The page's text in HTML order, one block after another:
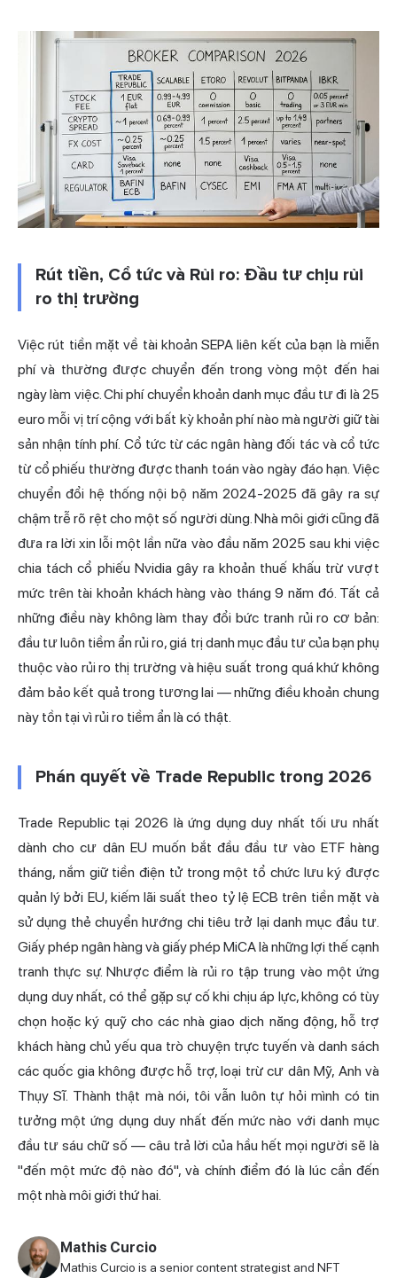
Rút tiền, Cổ tức và Rủi ro: Đầu tư chịu rủi
ro thị trường
Việc rút tiền mặt về tài khoản SEPA liên kết của bạn là miễn
phí và thường được chuyển đến trong vòng một đến hai
ngày làm việc. Chi phí chuyển khoản danh mục đầu tư đi là 25
euro mỗi vị trí cộng với bất kỳ khoản phí nào mà người giữ tài
sản nhận tính phí. Cổ tức từ các ngân hàng đối tác và cổ tức
từ cổ phiếu thường được thanh toán vào ngày đáo hạn. Việc
chuyển đổi hệ thống nội bộ năm 2024-2025 đã gây ra sự
chậm trễ rõ rệt cho một số người dùng. Nhà môi giới cũng đã
đưa ra lời xin lỗi một lần nữa vào đầu năm 2025 sau khi việc
chia tách cổ phiếu Nvidia gây ra khoản thuế khấu trừ vượt
mức trên tài khoản khách hàng vào tháng 9 năm đó. Tất cả
những điều này không làm thay đổi bức tranh rủi ro cơ bản:
đầu tư luôn tiềm ẩn rủi ro, giá trị danh mục đầu tư của bạn phụ
thuộc vào rủi ro thị trường và hiệu suất trong quá khứ không
đảm bảo kết quả trong tương lai — những điều khoản chung
này tồn tại vì rủi ro tiềm ẩn là có thật.
Phán quyết về Trade Republic trong 2026
Trade Republic tại 2026 là ứng dụng duy nhất tối ưu nhất
dành cho cư dân EU muốn bắt đầu đầu tư vào ETF hàng
tháng, nắm giữ tiền điện tử trong một tổ chức lưu ký được
quản lý bởi EU, kiếm lãi suất theo tỷ lệ ECB trên tiền mặt và
sử dụng thẻ chuyển hướng chi tiêu trở lại danh mục đầu tư.
Giấy phép ngân hàng và giấy phép MiCA là những lợi thế cạnh
tranh thực sự. Nhược điểm là rủi ro tập trung vào một ứng
dụng duy nhất, có thể gặp sự cố khi chịu áp lực, không có tùy
chọn hoặc ký quỹ cho các nhà giao dịch năng động, hỗ trợ
khách hàng chủ yếu qua trò chuyện trực tuyến và danh sách
các quốc gia không được hỗ trợ, loại trừ cư dân Mỹ, Anh và
Thụy Sĩ. Thành thật mà nói, tôi vẫn luôn tự hỏi mình có tin
tưởng một ứng dụng duy nhất đến mức nào với danh mục
đầu tư sáu chữ số — câu trả lời của hầu hết mọi người sẽ là
"đến một mức độ nào đó", và chính điểm đó là lúc cần đến
một nhà môi giới thứ hai.
Mathis Curcio
Mathis Curcio is a senior content strategist and NFT